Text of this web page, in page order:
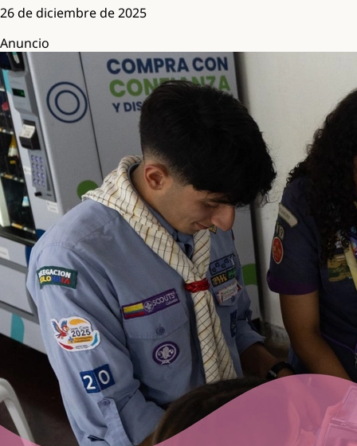
26 de diciembre de 2025
Anuncio